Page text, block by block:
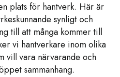
plats för hantverk. Här är
synligt och
till att många kommer till
vi hantverkare inom olika
vill vara närvarande och
sammanhang.